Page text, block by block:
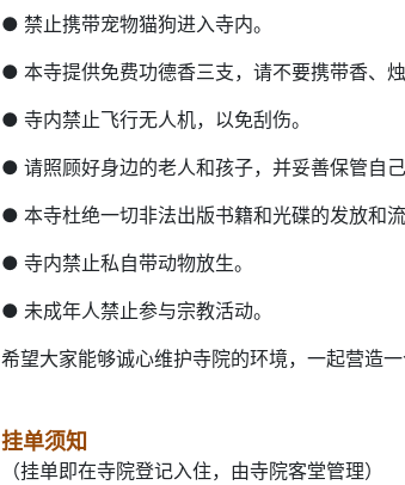
● 禁止携带宠物猫狗进入寺内。
● 本寺提供免费功德香三支，请不要携带香、
● 寺内禁止飞行无人机，以免刮伤。
● 请照顾好身边的老人和孩子，并妥善保管自
● 本寺杜绝一切非法出版书籍和光碟的发放和流
● 寺内禁止私自带动物放生。
● 未成年人禁止参与宗教活动。
希望大家能够诚心维护寺院的环境，一起营造一
挂单须知
（挂单即在寺院登记入住，由寺院客堂管理）